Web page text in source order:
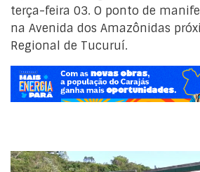
terça-feira 03. O ponto de
na Avenida dos Amazônidas
Regional de Tucuruí.